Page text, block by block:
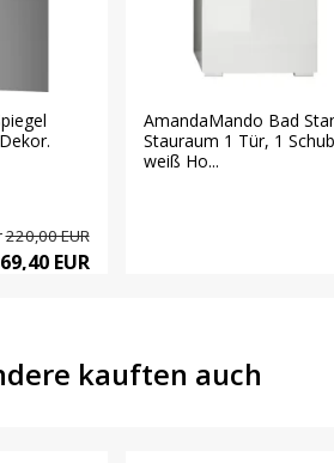
220,00 EUR
EUR
AmandaMando Bad
Stauraum 1 Tür, 1
weiß Ho...
kauften auch